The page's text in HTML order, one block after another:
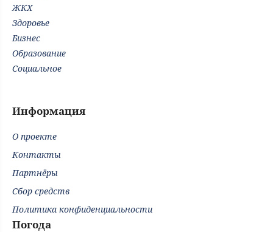
ЖКХ
Здоровье
Бизнес
Образование
Социальное
Информация
О проекте
Контакты
Партнёры
Сбор средств
Политика конфиденциальности
Погода